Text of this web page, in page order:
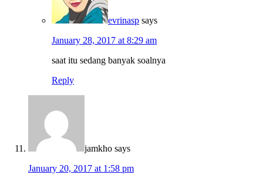
evrinasp says
January 28, 2017 at 8:29 am
saat itu sedang banyak soalnya
Reply
jamkho says
January 20, 2017 at 1:58 pm